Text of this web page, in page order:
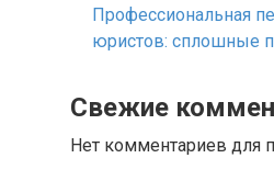
Профессиональная
юристов: сплошные
Свежие
Нет комментариев для